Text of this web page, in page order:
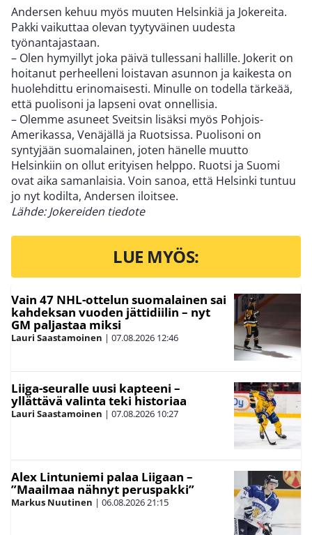
Andersen kehuu myös muuten Helsinkiä ja Jokereita.
Pakki vaikuttaa olevan tyytyväinen uudesta
työnantajastaan.
– Olen hymyillyt joka päivä tullessani hallille. Jokerit on
hoitanut perheelleni loistavan asunnon ja kaikesta on
huolehdittu erinomaisesti. Minulle on todella tärkeää,
että puolisoni ja lapseni ovat onnellisia.
– Olemme asuneet Sveitsin lisäksi myös Pohjois-
Amerikassa, Venäjällä ja Ruotsissa. Puolisoni on
syntyjään suomalainen, joten hänelle muutto
Helsinkiin on ollut erityisen helppo. Ruotsi ja Suomi
ovat aika samanlaisia. Voin sanoa, että Helsinki tuntuu
jo nyt kodilta, Andersen iloitsee.
Lähde: Jokereiden tiedote
LUE MYÖS:
Vain 47 NHL-ottelun suomalainen sai
kahdeksan vuoden jättidiilin – nyt
GM paljastaa miksi
Lauri Saastamoinen | 07.08.2026 12:46
Liiga-seuralle uusi kapteeni –
yllättävä valinta teki historiaa
Lauri Saastamoinen | 07.08.2026 10:27
Alex Lintuniemi palaa Liigaan –
”Maailmaa nähnyt peruspakki”
Markus Nuutinen | 06.08.202621:15